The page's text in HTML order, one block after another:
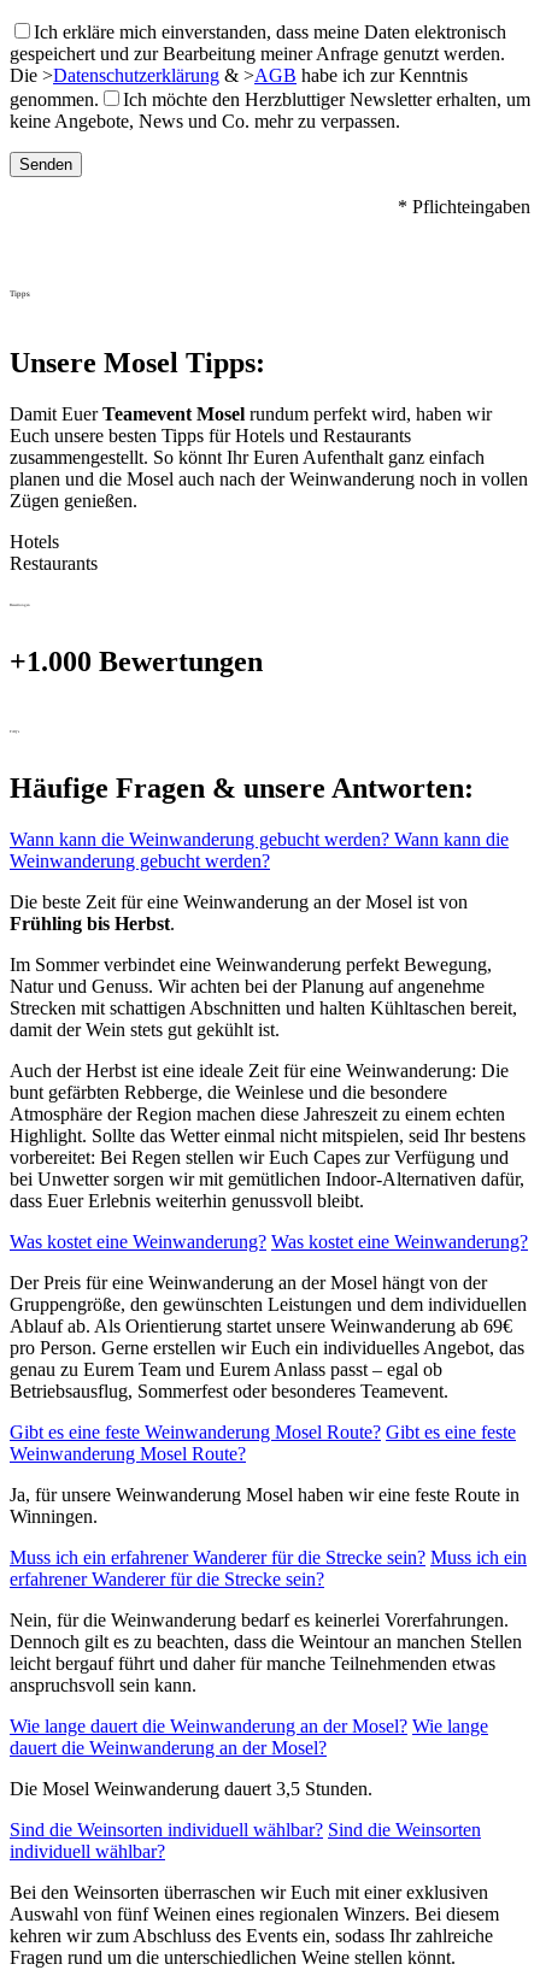
Ich erkläre mich einverstanden, dass meine Daten elektronisch
gespeichert und zur Bearbeitung meiner Anfrage genutzt werden.
Die >Datenschutzerklärung & >AGB habe ich zur Kenntnis
genommen.
Ich möchte den Herzbluttiger Newsletter erhalten, um
keine Angebote, News und Co. mehr zu verpassen.
* Pflichteingaben
Tipps
Unsere Mosel Tipps:
Damit EuerTeamevent Mosel rundum perfekt wird, haben wir
Euch unsere besten Tipps für Hotels und Restaurants
zusammengestellt. So könnt Ihr Euren Aufenthalt ganz einfach
planen und die Mosel auch nach der Weinwanderung noch in vollen
Zügen genießen.
Hotels
Restaurants
Bewertungen
+1.000 Bewertungen
FAQ's
Häufige Fragen & unsere Antworten:
Wann kann die Weinwanderung gebucht werden? Wann kann die
Weinwanderung gebucht werden?
Die beste Zeit für eine Weinwanderung an der Mosel ist von
Frühling bis Herbst.
Im Sommer verbindet eine Weinwanderung perfekt Bewegung,
Natur und Genuss. Wir achten bei der Planung auf angenehme
Strecken mit schattigen Abschnitten und halten Kühltaschen bereit,
damit der Wein stets gut gekühlt ist.
Auch der Herbst ist eine ideale Zeit für eine Weinwanderung: Die
bunt gefärbten Rebberge, die Weinlese und die besondere
Atmosphäre der Region machen diese Jahreszeit zu einem echten
Highlight. Sollte das Wetter einmal nicht mitspielen, seid Ihr bestens
vorbereitet: Bei Regen stellen wir Euch Capes zur Verfügung und
bei Unwetter sorgen wir mit gemütlichen Indoor-Alternativen dafür,
dass Euer Erlebnis weiterhin genussvoll bleibt.
Was kostet eine Weinwanderung? Was kostet eine Weinwanderung?
Der Preis für eine Weinwanderung an der Mosel hängt von der
Gruppengröße, den gewünschten Leistungen und dem individuellen
Ablauf ab. Als Orientierung startet unsere Weinwanderung ab 69€
pro Person. Gerne erstellen wir Euch ein individuelles Angebot, das
genau zu Eurem Team und Eurem Anlass passt – egal ob
Betriebsausflug, Sommerfest oder besonderes Teamevent.
Gibt es eine feste Weinwanderung Mosel Route? Gibt es eine feste
Weinwanderung Mosel Route?
Ja, für unsere Weinwanderung Mosel haben wir eine feste Route in
Winningen.
Muss ich ein erfahrener Wanderer für die Strecke sein? Muss ich ein
erfahrener Wanderer für die Strecke sein?
Nein, für die Weinwanderung bedarf es keinerlei Vorerfahrungen.
Dennoch gilt es zu beachten, dass die Weintour an manchen Stellen
leicht bergauf führt und daher für manche Teilnehmenden etwas
anspruchsvoll sein kann.
Wie lange dauert die Weinwanderung an der Mosel? Wie lange
dauert die Weinwanderung an der Mosel?
Die Mosel Weinwanderung dauert 3,5 Stunden.
Sind die Weinsorten individuell wählbar? Sind die Weinsorten
individuell wählbar?
Bei den Weinsorten überraschen wir Euch mit einer exklusiven
Auswahl von fünf Weinen eines regionalen Winzers. Bei diesem
kehren wir zum Abschluss des Events ein, sodass Ihr zahlreiche
Fragen rund um die unterschiedlichen Weine stellen könnt.